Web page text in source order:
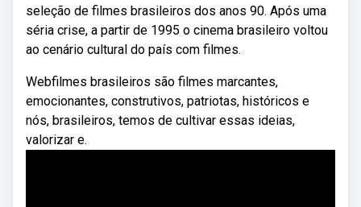
seleção de filmes brasileiros dos anos 90. Após uma
séria crise, a partir de 1995 o cinema brasileiro voltou
ao cenário cultural do país com filmes.
Webfilmes brasileiros são filmes marcantes,
emocionantes, construtivos, patriotas, históricos e
nós, brasileiros, temos de cultivar essas ideias,
valorizar e.